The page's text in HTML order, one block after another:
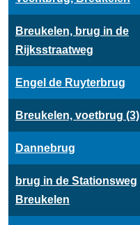
Breukelen, brug in de
Rijksstraatweg
Engel de Ruyterbrug
Breukelen, voetbrug (3)
Dannebrug
brug in de Stationsweg
Breukelen